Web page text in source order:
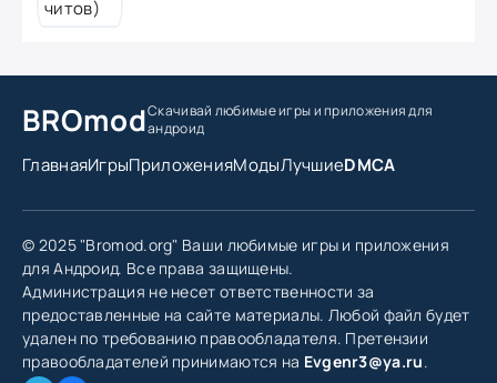
BROmodСкачивай любимые игрыи приложения для
андроид
ГлавнаяИгрыПриложенияМодыЛучшиеDMCA
© 2025 "Bromod.org" Ваши любимые игры и приложения
для Андроид. Все права защищены.
Администрация не несет ответственности за
предоставленные на сайте материалы. Любой файл будет
удален по требованию правообладателя. Претензии
правообладателей принимаются на Evgenr3@ya.ru.